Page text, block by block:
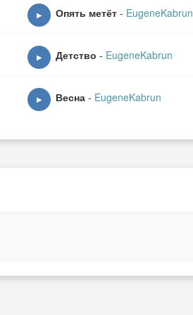
прорабом,
▶ Опять метёт - EugeneKabrun
▶ Детство - EugeneKabrun
▶ Весна - EugeneKabrun